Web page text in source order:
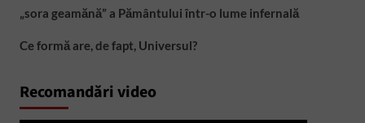
„sora geamănă” a Pământului într-o lume infernală
Ce formă are, de fapt, Universul?
Recomandări video